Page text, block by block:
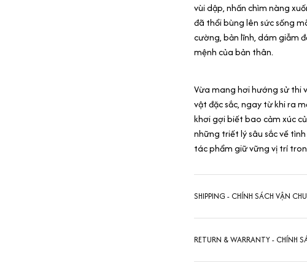
vùi dập, nhấn chìm nàng
đã thổi bùng lên sức sống
cường, bản lĩnh, dám giẫm
mệnh của bản thân.
Vừa mang hơi hướng sử thi
vật đặc sắc, ngay từ khi ra
khơi gợi biết bao cảm xúc
những triết lý sâu sắc về
tác phẩm giữ vững vị trí
SHIPPING - CHÍNH SÁCH VẬN
RETURN & WARRANTY - CHÍNH